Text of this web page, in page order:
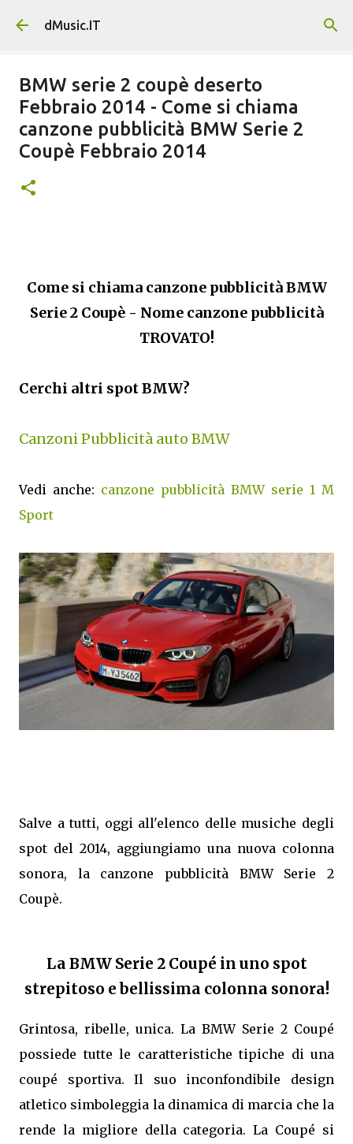
Passa ai contenuti principali
dMusic.IT
BMW serie 2 coupè deserto
Febbraio 2014 - Come si chiama
canzone pubblicità BMW Serie 2
Coupè Febbraio 2014
Come si chiama canzone pubblicità BMW
Serie 2 Coupè - Nome canzone pubblicità
TROVATO!
Cerchi altri spot BMW?
Canzoni Pubblicità auto BMW
Vedi anche: canzone pubblicità BMW serie 1 M
Sport
Salve a tutti, oggi all'elenco delle musiche degli
spot del 2014, aggiungiamo una nuova colonna
sonora, la canzone pubblicità BMW Serie 2
Coupè.
La BMW Serie 2 Coupé in uno spot
strepitoso e bellissima colonna sonora!
Grintosa, ribelle, unica. La BMW Serie 2 Coupé
possiede tutte le caratteristiche tipiche di una
coupé sportiva. Il suo inconfondibile design
atletico simboleggia la dinamica di marcia che la
rende la migliore della categoria. La Coupé si